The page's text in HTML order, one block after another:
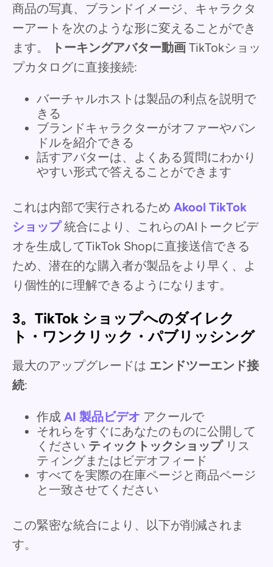
商品の写真、ブランドイメージ、キャラクタ
ーアートを次のような形に変えることができ
ます。
トーキングアバター動画 TikTokショッ
プカタログに直接接続:
バーチャルホストは製品の利点を説明で
きる
ブランドキャラクターがオファーやバン
ドルを紹介できる
話すアバターは、よくある質問にわかり
やすい形式で答えることができます
これは内部で実行されるため Akool TikTok
ショップ統合により、これらのAIトークビデ
オを生成してTikTok Shopに直接送信できる
ため、潜在的な購入者が製品をより早く、よ
り個性的に理解できるようになります。
3。TikTok ショップへのダイレク
ト・ワンクリック・パブリッシング
最大のアップグレードは エンドツーエンド接
続:
作成 AI 製品ビデオ アクールで
それらをすぐにあなたのものに公開して
ください ティックトックショップリス
ティングまたはビデオフィード
すべてを実際の在庫ページと商品ページ
と一致させてください
この緊密な統合により、以下が削減されま
す。